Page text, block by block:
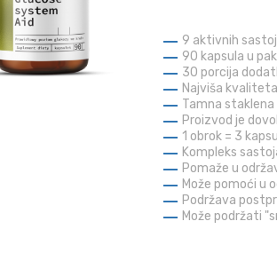
9 aktivnih
90 kapsula u
30 porcija
Najviša
Tamna
Proizvod je
1 obrok = 3
Kompleks
Pomaže u
Može pomoći u
Podržava
Može podržati